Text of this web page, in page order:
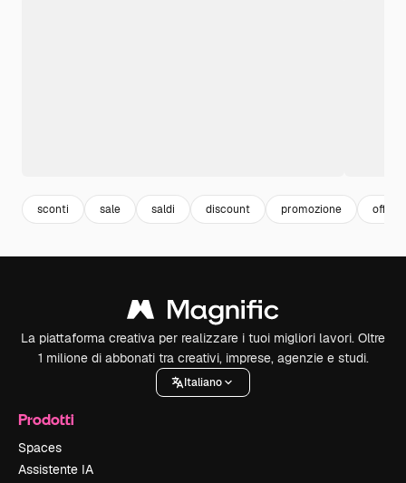
sconti sale saldi discount promozione offerta
La piattaforma creativa per realizzare i tuoi migliori lavori. Oltre
1 milione di abbonati tra creativi, imprese, agenzie e studi.
Italiano
Prodotti
Spaces
Assistente IA